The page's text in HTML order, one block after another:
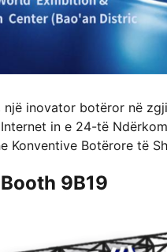
një inovator botëror në
in e 24-të
Konventive Botërore të
9B19